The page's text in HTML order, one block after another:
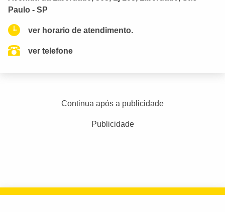
Paulo - SP
ver horario de atendimento.
ver telefone
Continua após a publicidade
Publicidade